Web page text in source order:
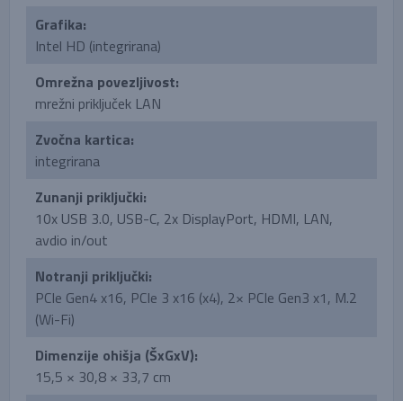
Grafika:
Intel HD (integrirana)
Omrežna povezljivost:
mrežni priključek LAN
Zvočna kartica:
integrirana
Zunanji priključki:
10x USB 3.0, USB-C, 2x DisplayPort, HDMI, LAN,
avdio in/out
Notranji priključki:
PCIe Gen4 x16, PCIe 3 x16 (x4), 2× PCIe Gen3 x1, M.2
(Wi-Fi)
Dimenzije ohišja (ŠxGxV):
15,5 × 30,8 × 33,7 cm